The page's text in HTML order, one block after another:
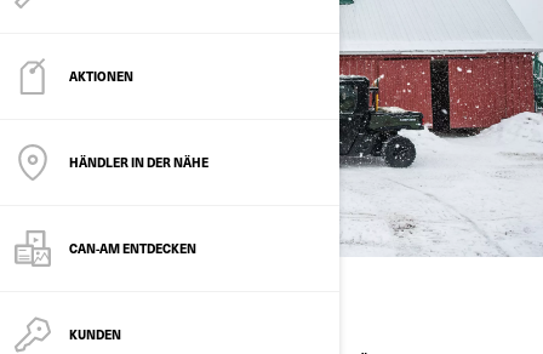
AKTIONEN
HÄNDLER IN DER NÄHE
CAN-AM ENTDECKEN
KUNDEN
CAN-AM KABINE